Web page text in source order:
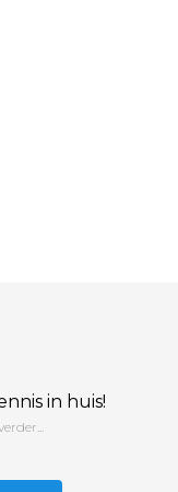
in huis!